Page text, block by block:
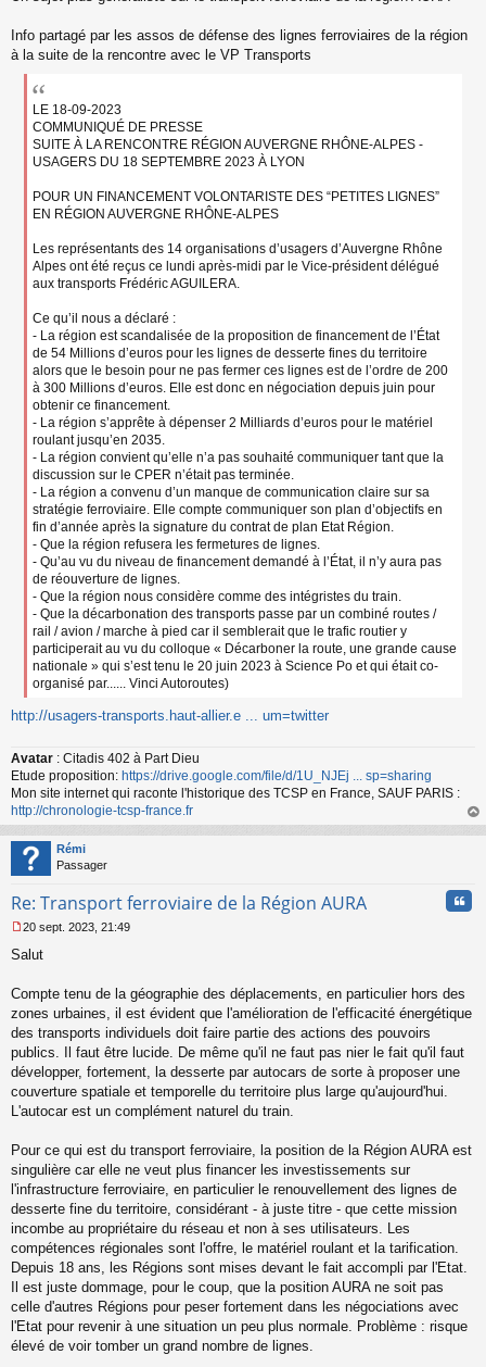
s
a
g
Info partagé par les assos de défense des lignes ferroviaires de la région
à la suite de la rencontre avec le VP Transports
LE 18-09-2023
COMMUNIQUÉ DE PRESSE
SUITE À LA RENCONTRE RÉGION AUVERGNE RHÔNE-ALPES -
USAGERS DU 18 SEPTEMBRE 2023 À LYON
POUR UN FINANCEMENT VOLONTARISTE DES “PETITES LIGNES”
EN RÉGION AUVERGNE RHÔNE-ALPES
Les représentants des 14 organisations d’usagers d’Auvergne Rhône
Alpes ont été reçus ce lundi après-midi par le Vice-président délégué
aux transports Frédéric AGUILERA.
Ce qu’il nous a déclaré :
- La région est scandalisée de la proposition de financement de l’État
de 54 Millions d’euros pour les lignes de desserte fines du territoire
alors que le besoin pour ne pas fermer ces lignes est de l’ordre de 200
à 300 Millions d’euros. Elle est donc en négociation depuis juin pour
obtenir ce financement.
- La région s’apprête à dépenser 2 Milliards d’euros pour le matériel
roulant jusqu’en 2035.
- La région convient qu’elle n’a pas souhaité communiquer tant que la
discussion sur le CPER n’était pas terminée.
- La région a convenu d’un manque de communication claire sur sa
stratégie ferroviaire. Elle compte communiquer son plan d’objectifs en
fin d’année après la signature du contrat de plan Etat Région.
- Que la région refusera les fermetures de lignes.
- Qu’au vu du niveau de financement demandé à l’État, il n’y aura pas
de réouverture de lignes.
- Que la région nous considère comme des intégristes du train.
- Que la décarbonation des transports passe par un combiné routes /
rail / avion / marche à pied car il semblerait que le trafic routier y
participerait au vu du colloque « Décarboner la route, une grande cause
nationale » qui s’est tenu le 20 juin 2023 à Science Po et qui était co-
organisé par...... Vinci Autoroutes)
http://usagers-transports.haut-allier.e ... um=twitter
Avatar : Citadis 402 à Part Dieu
Etude proposition: https://drive.google.com/file/d/1U_NJEj ... sp=sharing
Mon site internet qui raconte l'historique des TCSP en France, SAUF PARIS :
http://chronologie-tcsp-france.fr
au
Rémi
Passager
Re: Transport ferroviaire de la Région AURA
e
g
e
n
o
u
20 sept. 2023, 21:49
Salut
Compte tenu de la géographie des déplacements, en particulier hors des
zones urbaines, il est évident que l'amélioration de l'efficacité énergétique
des transports individuels doit faire partie des actions des pouvoirs
publics. Il faut être lucide. De même qu'il ne faut pas nier le fait qu'il faut
développer, fortement, la desserte par autocars de sorte à proposer une
couverture spatiale et temporelle du territoire plus large qu'aujourd'hui.
L'autocar est un complément naturel du train.
Pour ce qui est du transport ferroviaire, la position de la Région AURA est
singulière car elle ne veut plus financer les investissements sur
l'infrastructure ferroviaire, en particulier le renouvellement des lignes de
desserte fine du territoire, considérant - à juste titre - que cette mission
incombe au propriétaire du réseau et non à ses utilisateurs. Les
compétences régionales sont l'offre, le matériel roulant et la tarification.
Depuis 18 ans, les Régions sont mises devant le fait accompli par l'Etat.
Il est juste dommage, pour le coup, que la position AURA ne soit pas
celle d'autres Régions pour peser fortement dans les négociations avec
l'Etat pour revenir à une situation un peu plus normale. Problème : risque
élevé de voir tomber un grand nombre de lignes.